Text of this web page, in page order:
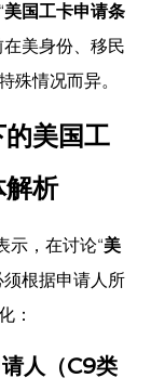
美国工卡申请条
美身份、移民
殊情况而异。
美国工
解析
示， 在讨论“美
须根据申请人所
：
人（C9类